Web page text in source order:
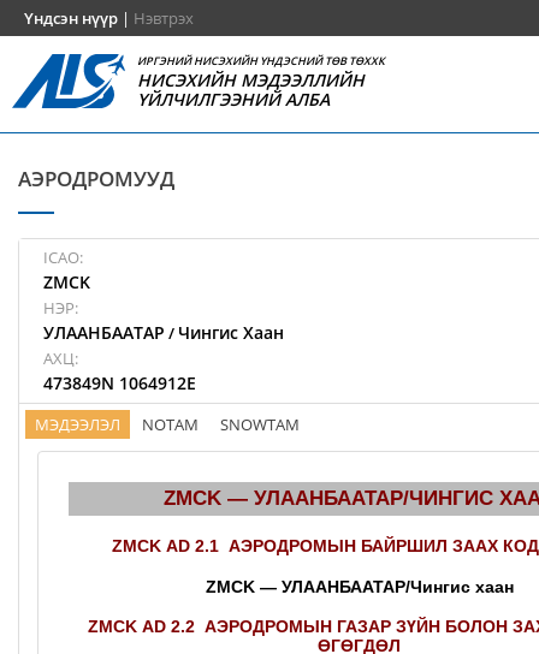
Үндсэн нүүр | Нэвтрэх
ИРГЭНИЙ НИСЭХИЙН ҮНДЭСНИЙ ТӨВ ТӨХХК
НИСЭХИЙН МЭДЭЭЛЛИЙН
ҮЙЛЧИЛГЭЭНИЙ АЛБА
АЭРОДРОМУУД
ICAO:
ZMCK
НЭР:
УЛААНБААТАР / Чингис Хаан
АХЦ:
473849N 1064912E
МЭДЭЭЛЭЛ NOTAM SNOWTAM